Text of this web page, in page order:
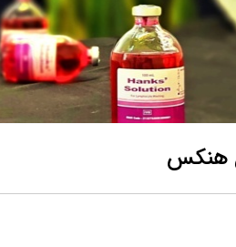
هنکس